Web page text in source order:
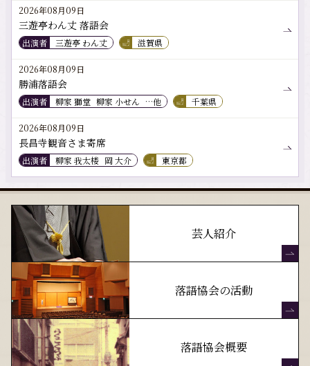
2026年08月09日
三遊亭わん丈 落語会
出演者 三遊亭 わん丈 滋賀県
2026年08月09日
勝浦落語会
出演者 柳家 獅堂 柳家 小せん …他 千葉県
2026年08月09日
長昌寺観音さま寄席
出演者 柳家 我太楼 岡 大介 東京都
芸人紹介
落語協会の活動
落語協会概要